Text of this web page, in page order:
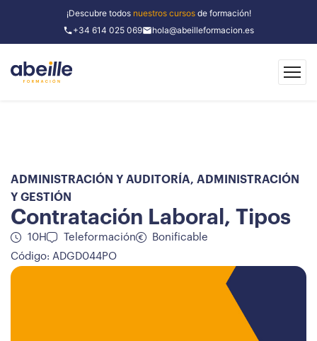
¡Descubre todos nuestros cursosde formación!
+34 614 025 069
hola@abeilleformacion.es
ADMINISTRACIÓN Y AUDITORÍA, ADMINISTRACIÓN
Y GESTIÓN
Contratación Laboral, Tipos
10H Teleformación
Bonificable
Código: ADGD044PO